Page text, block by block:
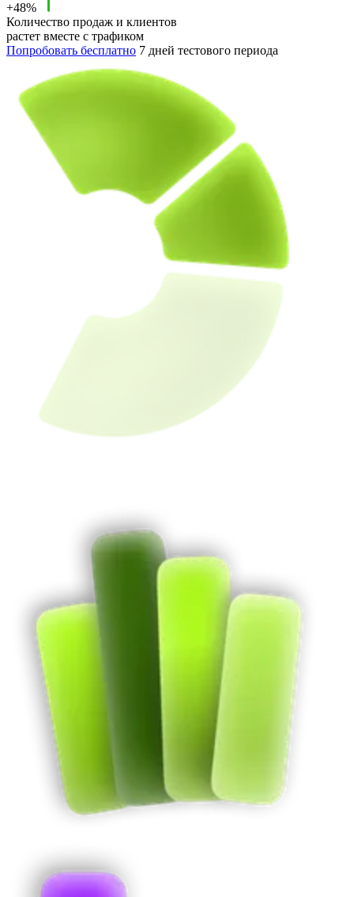
+48%
Количество продаж и клиентов
растет вместе с трафиком
Попробовать бесплатно 7 дней тестового периода